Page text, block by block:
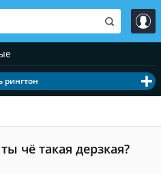
рингтон
чё такая дерзкая?